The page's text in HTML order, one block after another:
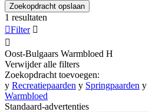
Zoekopdracht opslaan
1 resultaten
Filter 

Oost-Bulgaars Warmbloed H
Verwijder alle filters
Zoekopdracht toevoegen:
y Recreatiepaarden y Springpaarden y
Warmbloed
Standaard-advertenties